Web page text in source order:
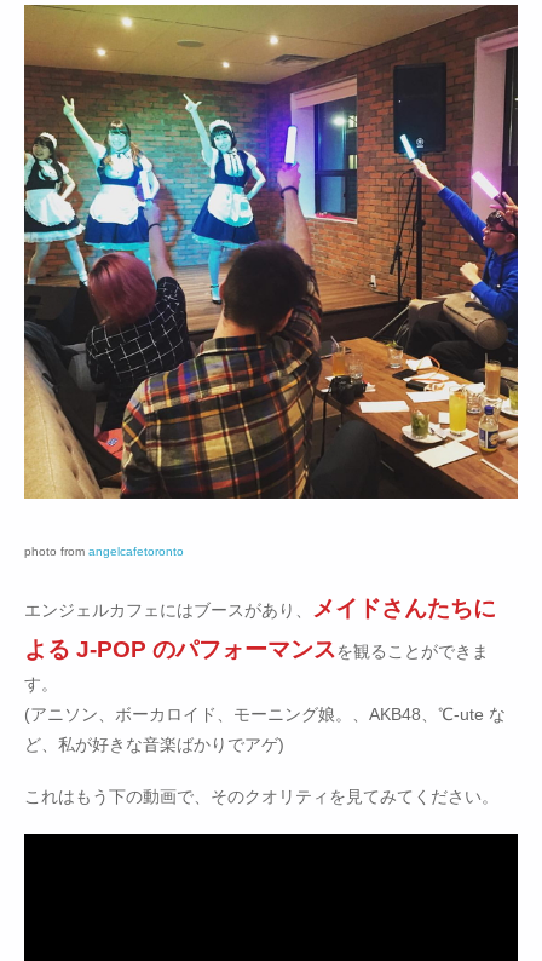
photo from angelcafetoronto
エンジェルカフェにはブースがあり、
メイドさんたちに
よる J-POP のパフォーマンスを観ることができま
す。
(アニソン、ボーカロイド、モーニング娘。、AKB48、℃-ute な
ど、私が好きな音楽ばかりでアゲ)
これはもう下の動画で、そのクオリティを見てみてください。